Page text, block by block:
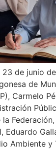
de junio
de
Carmelo
Eduardo
Ambiente y